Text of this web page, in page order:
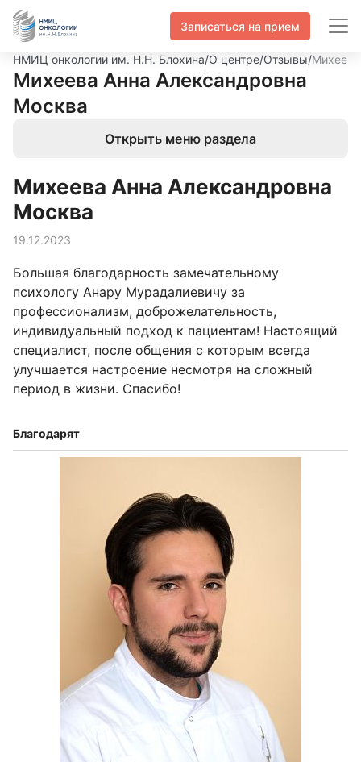
Записаться на прием
НМИЦ онкологии им. Н.Н. Блохина/О центре/Отзывы/
Михеева Анна Александровна
Москва
Открыть меню раздела
Михеева Анна Александровна
Москва
19.12.2023
Большая благодарность замечательному
психологу Анару Мурадалиевичу за
профессионализм, доброжелательность,
индивидуальный подход к пациентам! Настоящий
специалист, после общения с которым всегда
улучшается настроение несмотря на сложный
период в жизни. Спасибо!
Благодарят